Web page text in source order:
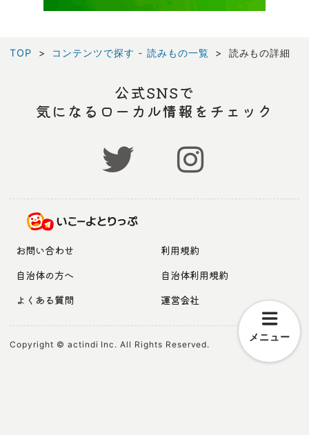
TOP コンテンツで探す - 読みもの一覧 読みもの詳細
メニュー
公式SNSで
気になるローカル情報をチェック
お問い合わせ
利用規約
自治体の方へ
自治体利用規約
よくある質問
運営会社
Copyright © actindi Inc. All Rights Reserved.